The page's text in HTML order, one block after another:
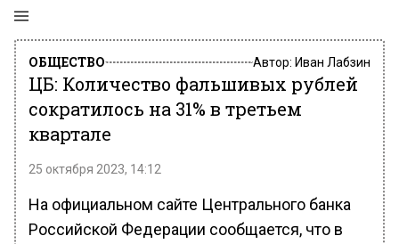
ОБЩЕСТВО Автор: Иван Лабзин
ЦБ: Количество фальшивых рублей
сократилось на 31% в третьем
квартале
25 октября 2023, 14:12
На официальном сайте Центрального банка
Российской Федерации сообщается, что в